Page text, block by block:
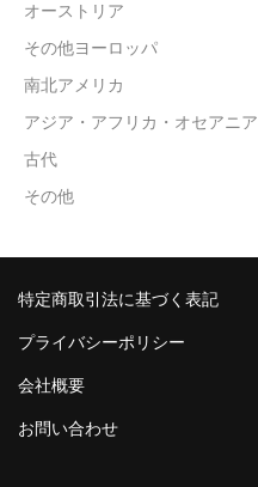
オーストリア
その他ヨーロッパ
南北アメリカ
アジア・アフリカ・オセアニア
古代
その他
特定商取引法に基づく表記
プライバシーポリシー
会社概要
お問い合わせ